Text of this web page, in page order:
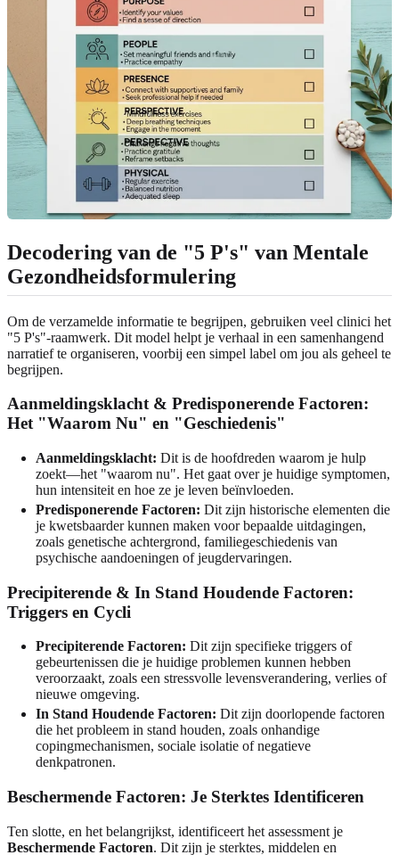
Decodering van de "5 P's" van Mentale
Gezondheidsformulering
Om de verzamelde informatie te begrijpen, gebruiken veel clinici het
"5 P's"-raamwerk. Dit model helpt je verhaal in een samenhangend
narratief te organiseren, voorbij een simpel label om jou als geheel te
begrijpen.
Aanmeldingsklacht & Predisponerende Factoren:
Het "Waarom Nu" en "Geschiedenis"
Aanmeldingsklacht: Dit is de hoofdreden waarom je hulp
zoekt—het "waarom nu". Het gaat over je huidige symptomen,
hun intensiteit en hoe ze je leven beïnvloeden.
Predisponerende Factoren: Dit zijn historische elementen die
je kwetsbaarder kunnen maken voor bepaalde uitdagingen,
zoals genetische achtergrond, familiegeschiedenis van
psychische aandoeningen of jeugdervaringen.
Precipiterende & In Stand Houdende Factoren:
Triggers en Cycli
Precipiterende Factoren: Dit zijn specifieke triggers of
gebeurtenissen die je huidige problemen kunnen hebben
veroorzaakt, zoals een stressvolle levensverandering, verlies of
nieuwe omgeving.
In Stand Houdende Factoren: Dit zijn doorlopende factoren
die het probleem in stand houden, zoals onhandige
copingmechanismen, sociale isolatie of negatieve
denkpatronen.
Beschermende Factoren: Je Sterktes Identificeren
Ten slotte, en het belangrijkst, identificeert het assessment je
Beschermende Factoren. Dit zijn je sterktes, middelen en